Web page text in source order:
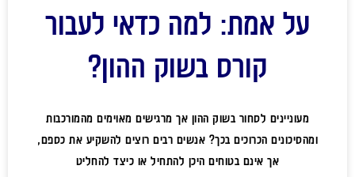
על אמת: למה כדאי לעבור
קורס בשוק ההון?
מעוניינים לסחור בשוק ההון אך מרגישים מאוימים מהמורכבות
ומהסיכונים הכרוכים בכך? אנשים רבים רוצים להשקיע את כספם,
אך אינם בטוחים היכן להתחיל או כיצד להחליט